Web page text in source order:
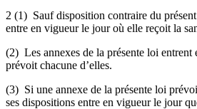
2 (1) Sauf disposition contraire du
entre en vigueur le jour où elle reçoit la
(2) Les annexes de la présente loi entrent
prévoit chacune d’elles.
(3) Si une annexe de la présente loi
ses dispositions entre en vigueur le jour